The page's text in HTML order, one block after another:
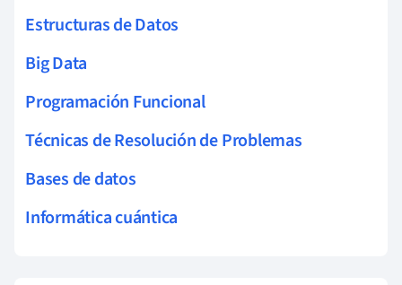
Estructuras de Datos
Big Data
Programación Funcional
Técnicas de Resolución de Problemas
Bases de datos
Informática cuántica